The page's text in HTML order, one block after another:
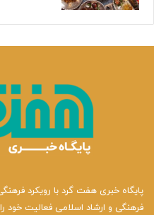
پایگاه خبری هفت گرد با رویکرد
فرهنگی و ارشاد اسلامی فعالیت خود